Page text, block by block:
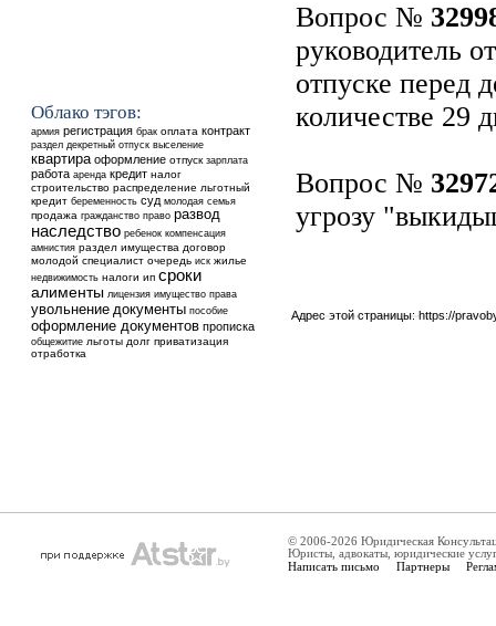
Облако тэгов:
армия регистрация брак оплата контракт
раздел декретный отпуск выселение
квартира оформление отпуск зарплата
работа аренда кредит налог
строительство распределение льготный
кредит беременность суд молодая семья
продажа гражданство право развод
наследство ребенок компенсация
амнистия раздел имущества договор
молодой специалист очередь иск жилье
недвижимость налоги ип сроки
алименты лицензия имущество права
увольнение документы пособие
оформление документов прописка
общежитие льготы долг приватизация
отработка
Вопрос №
руководитель
отпуске перед
количестве 29
Вопрос №
угрозу
Адрес этой страницы: https://
© 2006-2026 Юридическая
Юристы, адвокаты, юридические
Написать письмо Партнеры